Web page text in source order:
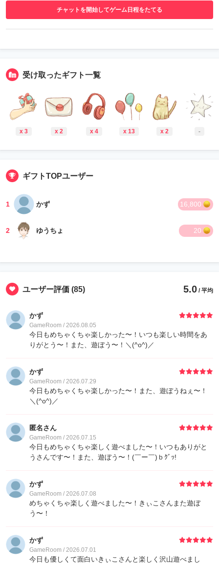
チャットを開始してゲーム日程をたてる
受け取ったギフト一覧
x 3 x 2 x 4 x 13 x 2 -
ギフトTOPユーザー
1 かず 16,800
2 ゆうちょ 20
ユーザー評価 (85) 5.0 / 平均
かず
GameRoom / 2026.08.05
今日もめちゃくちゃ楽しかった〜！いつも楽しい時間をあ
りがとう〜！また、遊ぼう〜！＼(^o^)／
かず
GameRoom / 2026.07.29
今日もめちゃくちゃ楽しかった〜！また、遊ぼうねぇ〜！
＼(^o^)／
匿名さん
GameRoom / 2026.07.15
今日もめちゃくちゃ楽しく遊べました〜！いつもありがと
うさんです〜！また、遊ぼう〜！(￣ー￣)ｂｸﾞｯ!
かず
GameRoom / 2026.07.08
めちゃくちゃ楽しく遊べました〜！きぃこさんまた遊ぼ
う〜！
かず
GameRoom / 2026.07.01
今日も優しくて面白いきぃこさんと楽しく沢山遊べまし